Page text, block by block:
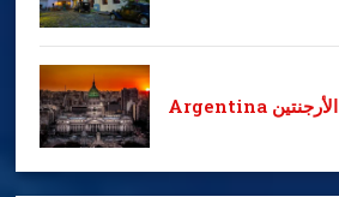
Argentina الأرجنتين